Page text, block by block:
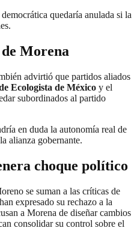
quedaría anulada si la
Morena
advirtió que partidos aliados
Ecologista de México y el
subordinados al partido
en duda la autonomía real de
alianza gobernante.
choque político
se suman a las críticas de
expresado su rechazo a la
a Morena de diseñar cambios
consolidar su control sobre el